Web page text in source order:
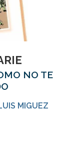
NO TE
MIGUEZ